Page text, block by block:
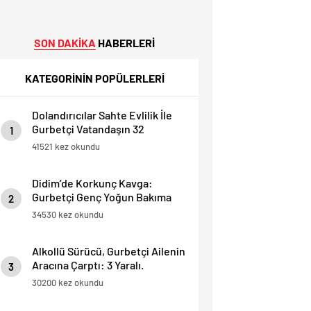
SON DAKİKA HABERLERİ
KATEGORİNİN POPÜLERLERİ
1
Dolandırıcılar Sahte Evlilik İle
Gurbetçi Vatandaşın 32
Dairesini Elinden Aldılar.
41521 kez okundu
2
Didim’de Korkunç Kavga:
Gurbetçi Genç Yoğun Bakıma
Alındı.
34530 kez okundu
3
Alkollü Sürücü, Gurbetçi Ailenin
Aracına Çarptı: 3 Yaralı.
30200 kez okundu